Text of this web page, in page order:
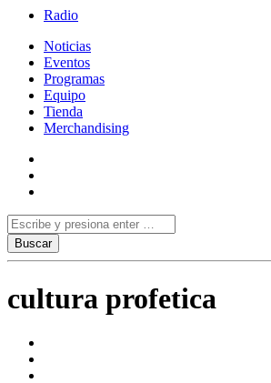
Radio
Noticias
Eventos
Programas
Equipo
Tienda
Merchandising
cultura profetica